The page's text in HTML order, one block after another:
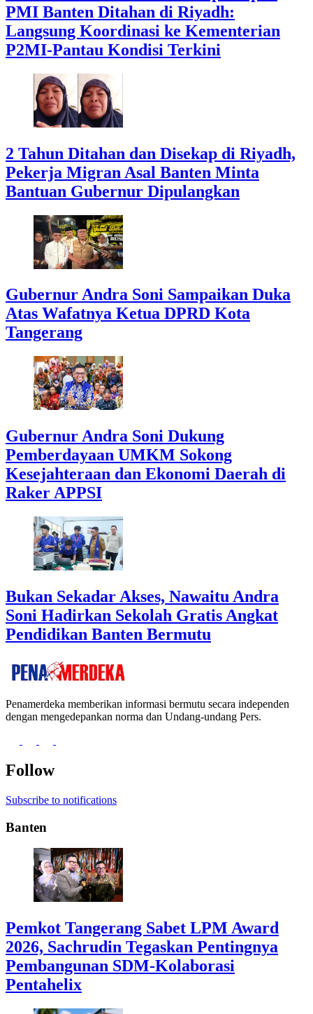
PMI Banten Ditahan di Riyadh:
Langsung Koordinasi ke Kementerian
P2MI-Pantau Kondisi Terkini
2 Tahun Ditahan dan Disekap di Riyadh,
Pekerja Migran Asal Banten Minta
Bantuan Gubernur Dipulangkan
Gubernur Andra Soni Sampaikan Duka
Atas Wafatnya Ketua DPRD Kota
Tangerang
Gubernur Andra Soni Dukung
Pemberdayaan UMKM Sokong
Kesejahteraan dan Ekonomi Daerah di
Raker APPSI
Bukan Sekadar Akses, Nawaitu Andra
Soni Hadirkan Sekolah Gratis Angkat
Pendidikan Banten Bermutu
Penamerdeka memberikan informasi bermutu secara independen
dengan mengedepankan norma dan Undang-undang Pers.
Follow
Subscribe to notifications
Banten
Pemkot Tangerang Sabet LPM Award
2026, Sachrudin Tegaskan Pentingnya
Pembangunan SDM-Kolaborasi
Pentahelix